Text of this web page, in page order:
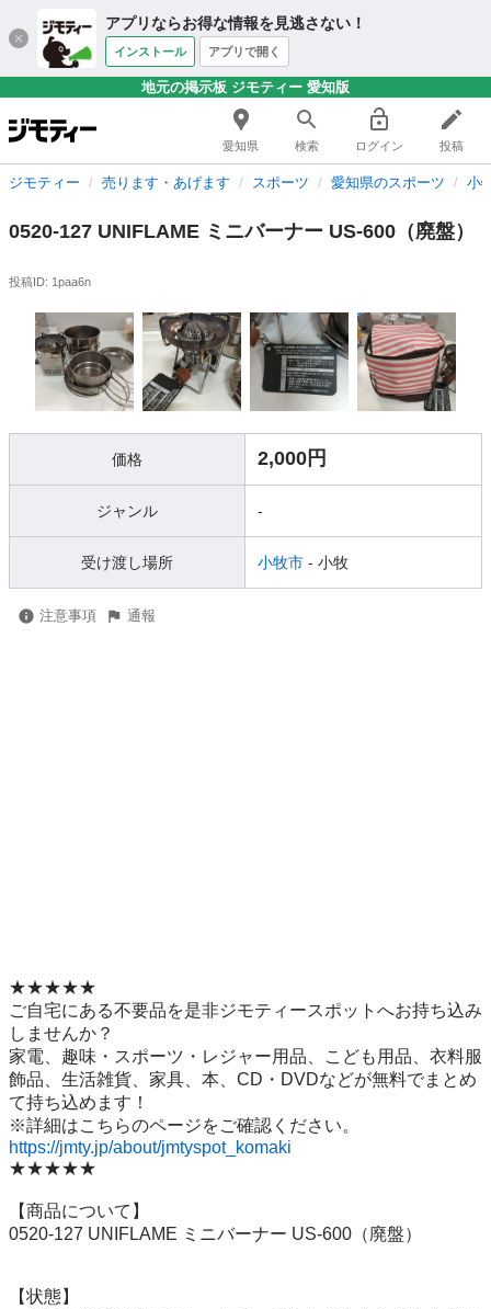
アプリならお得な情報を見逃さない！
インストール アプリで開く
地元の掲示板 ジモティー 愛知版
愛知県 検索 ログイン 投稿
ジモティー 売ります・あげます スポーツ 愛知県のスポーツ 小
0520-127 UNIFLAME ミニバーナー US-600（廃盤）
投稿ID: 1paa6n
価格 2,000円
ジャンル -
受け渡し場所 小牧市 - 小牧
注意事項 通報
★★★★★
ご自宅にある不要品を是非ジモティースポットへお持ち込み
しませんか？
家電、趣味・スポーツ・レジャー用品、こども用品、衣料服
飾品、生活雑貨、家具、本、CD・DVDなどが無料でまとめ
て持ち込めます！
https://jmty.jp/about/jmtyspot_komaki
★★★★★
【商品について】
0520-127 UNIFLAME ミニバーナー US-600（廃盤）
【状態】